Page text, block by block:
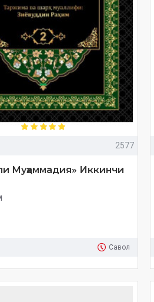
2577
Муҳаммадия» Иккинчи
Савол